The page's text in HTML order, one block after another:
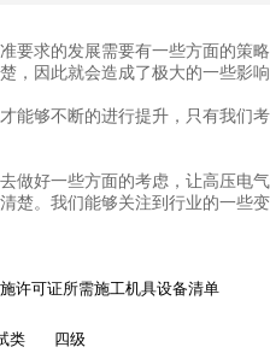
要求的发展需要有一些方面的
，因此就会造成了极大的一些影响
能够不断的进行提升，只有我
做好一些方面的考虑，让高压电
楚。我们能够关注到行业的一些
许可证所需施工机具设备清单
类 四级